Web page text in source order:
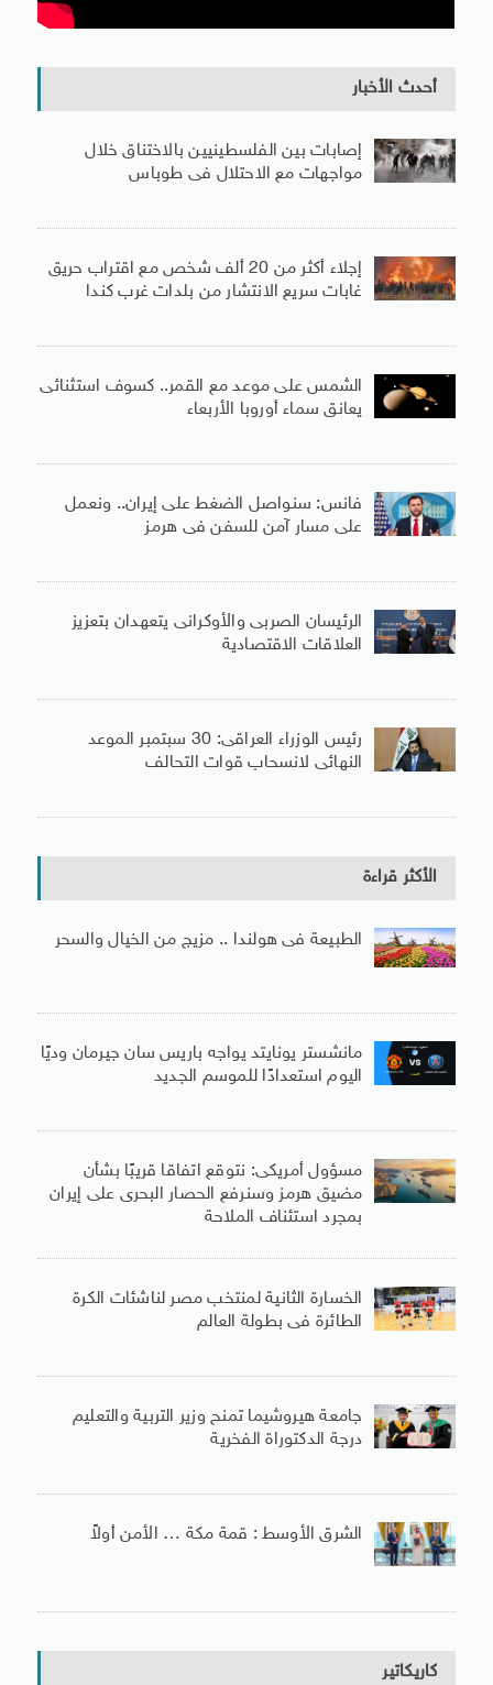
أحدث الأخبار
إصابات بين الفلسطينيين بالاختناق خلال
مواجهات مع الاحتلال فى طوباس
إجلاء أكثر من 20 ألف شخص مع اقتراب حريق
غابات سريع الانتشار من بلدات غرب كندا
الشمس على موعد مع القمر.. كسوف استثنائى
يعانق سماء أوروبا الأربعاء
فانس: سنواصل الضغط على إيران.. ونعمل
على مسار آمن للسفن فى هرمز
الرئيسان الصربى والأوكرانى يتعهدان بتعزيز
العلاقات الاقتصادية
رئيس الوزراء العراقى: 30 سبتمبر الموعد
النهائى لانسحاب قوات التحالف
الأكثر قراءة
الطبيعة فى هولندا .. مزيج من الخيال والسحر
مانشستر يونايتد يواجه باريس سان جيرمان وديًا
اليوم استعدادًا للموسم الجديد
مسؤول أمريكى: نتوقع اتفاقا قريبًا بشأن
مضيق هرمز وسنرفع الحصار البحرى على إيران
بمجرد استئناف الملاحة
الخسارة الثانية لمنتخب مصر لناشئات الكرة
الطائرة فى بطولة العالم
جامعة هيروشيما تمنح وزير التربية والتعليم
درجة الدكتوراة الفخرية
الشرق الأوسط : قمة مكة … الأمن أولاً
كاريكاتير